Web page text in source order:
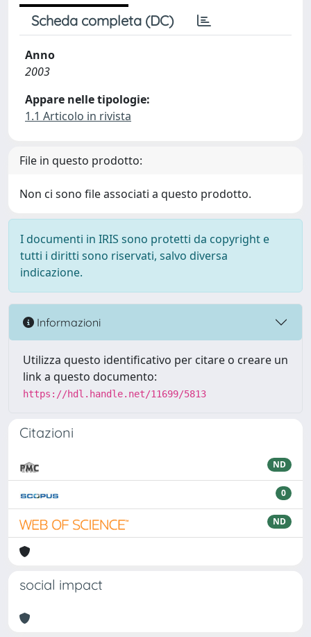
Scheda completa (DC)
Anno
2003
Appare nelle tipologie:
1.1 Articolo in rivista
File in questo prodotto:
Non ci sono file associati a questo prodotto.
I documenti in IRIS sono protetti da copyright e
tutti i diritti sono riservati, salvo diversa
indicazione.
Informazioni
Utilizza questo identificativo per citare o creare un
link a questo documento:
https://hdl.handle.net/11699/5813
Citazioni
ND
0
ND
social impact